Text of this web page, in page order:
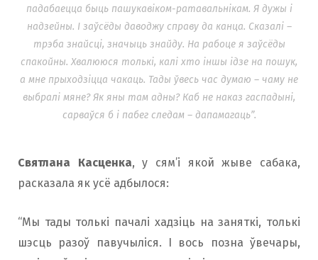
падабаецца быць пашукавіком-ратавальнікам. Я дужы і
надзейны. І заўсёды даводжу справу да канца. Сказалі –
трэба знайсці, значыць знайду. На рабоце я заўсёды
спакойны. Хвалююся толькі, калі хто іншы ідзе на пошук,
а мне прыходзіцца чакаць. Тады ўвесь час думаю – чаму не
выбралі мяне? Як яны там адны? Каб не наказ гаспадыні,
сарваўся б і пабег следам – дапамагаць”.
Святлана Касценка, у сям’і якой жыве сабака,
расказала як усё адбылося:
“Мы тады толькі пачалі хадзіць на заняткі, толькі
шэсць разоў павучыліся. І вось позна ўвечары,